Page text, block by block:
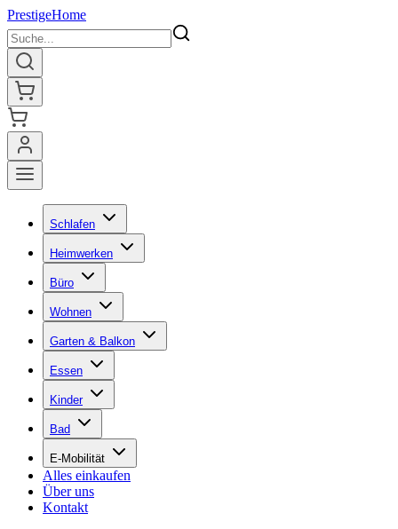
PrestigeHome
Schlafen
Heimwerken
Büro
Wohnen
Garten & Balkon
Essen
Kinder
Bad
E-Mobilität
Alles einkaufen
Über uns
Kontakt